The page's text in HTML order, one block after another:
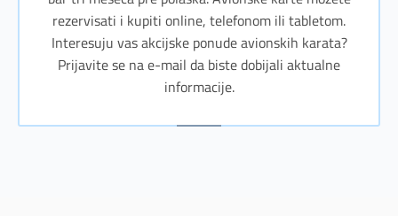
rezervisati i kupiti online, telefonom ili tabletom.
Interesuju vas akcijske ponude avionskih karata?
Prijavite se na e-mail da biste dobijali aktualne
informacije.